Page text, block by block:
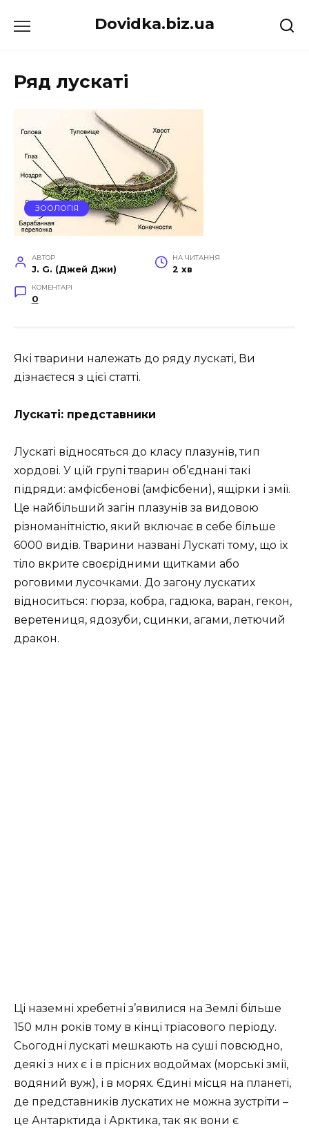
до
Dovidka.biz.ua
Ряд лускаті
ЗООЛОГІЯ
АВТОР
J. G. (Джей Джи)
НА ЧИТАННЯ
2 хв
КОМЕНТАРІ
0
Які тварини належать до ряду лускаті, Ви
дізнаєтеся з цієї статті.
Лускаті: представники
Лускаті відносяться до класу плазунів, тип
хордові. У цій групі тварин об’єднані такі
підряди: амфісбенові (амфісбени), ящірки і змії.
Це найбільший загін плазунів за видовою
різноманітністю, який включає в себе більше
6000 видів. Тварини названі Лускаті тому, що їх
тіло вкрите своєрідними щитками або
роговими лусочками. До загону лускатих
відноситься: гюрза, кобра, гадюка, варан, гекон,
веретениця, ядозуби, сцинки, агами, летючий
дракон.
Ці наземні хребетні з’явилися на Землі більше
150 млн років тому в кінці тріасового періоду.
Сьогодні лускаті мешкають на суші повсюдно,
деякі з них є і в прісних водоймах (морські змії,
водяний вуж), і в морях. Єдині місця на планеті,
де представників лускатих не можна зустріти –
це Антарктида і Арктика, так як вони є